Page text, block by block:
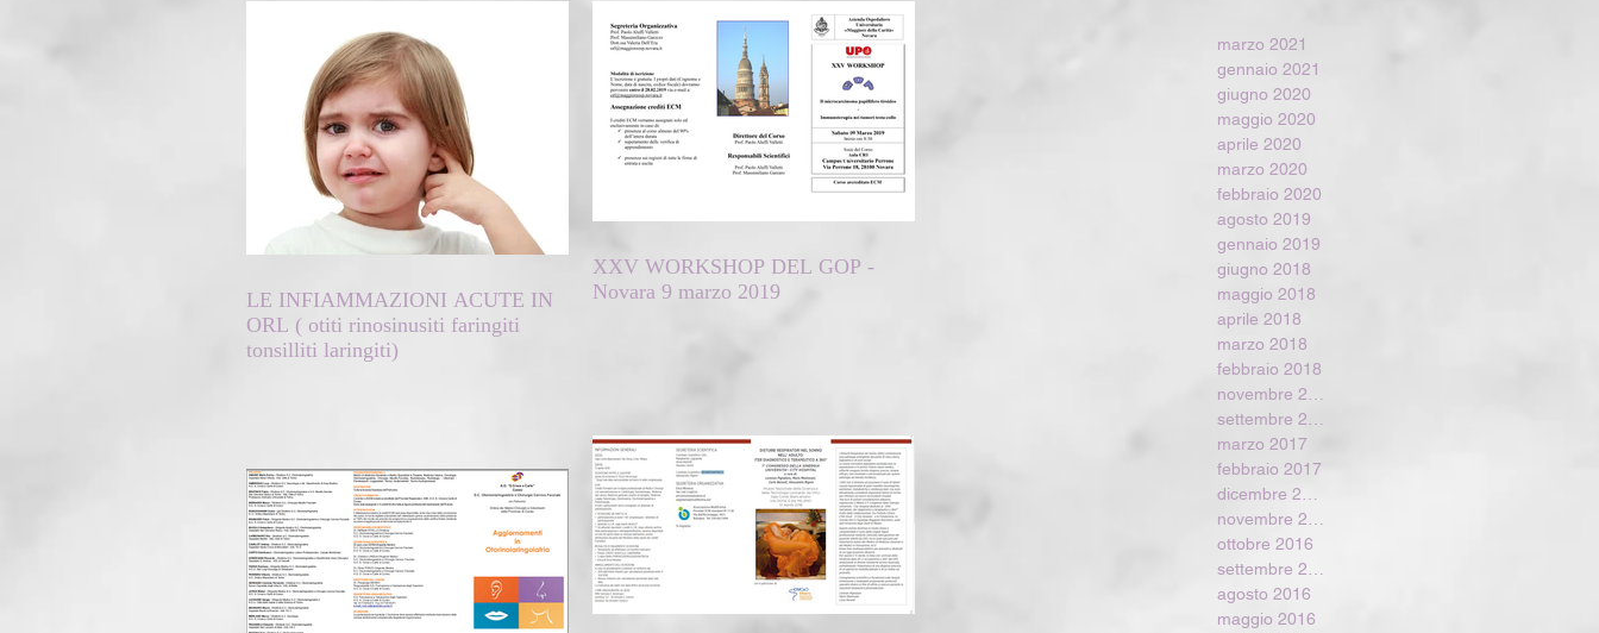
LE INFIAMMAZIONI ACUTE IN
ORL ( otiti rinosinusiti faringiti
tonsilliti laringiti)
XXV WORKSHOP DEL GOP -
Novara 9 marzo 2019
marzo 2021
gennaio 2021
giugno 2020
maggio 2020
aprile 2020
marzo 2020
febbraio 2020
agosto 2019
gennaio 2019
giugno 2018
maggio 2018
aprile 2018
marzo 2018
febbraio 2018
marzo 2017
febbraio 2017
ottobre 2016
agosto 2016
maggio 2016